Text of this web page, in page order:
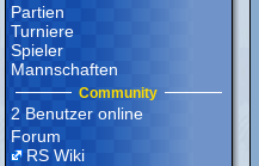
Partien
Turniere
Spieler
Mannschaften
Community
2 Benutzer online
Forum
RS Wiki